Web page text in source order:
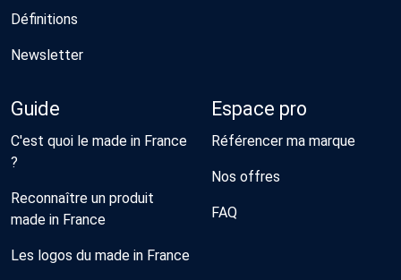
Définitions
Newsletter
Guide
C'est quoi le made in France
?
Reconnaître un produit
made in France
Les logos du made in France
Espace pro
Référencer ma marque
Nos offres
FAQ